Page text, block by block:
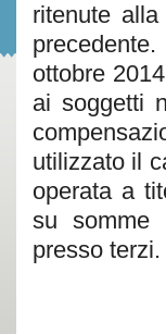
ritenute
ottobre
ai soggetti
utilizzato il
operata a
su somme
presso terzi.